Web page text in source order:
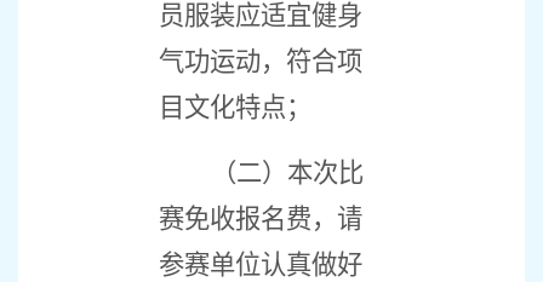
员服装应适宜健身
气功运动，符合项
目文化特点；
（二）本次比
赛免收报名费，请
参赛单位认真做好